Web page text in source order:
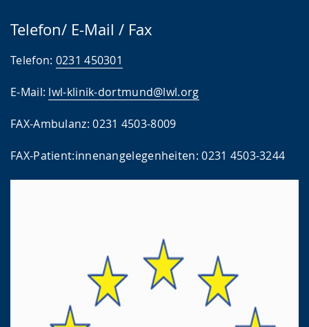
Telefon/ E-Mail / Fax
Telefon: 0231 450301
E-Mail: lwl-klinik-dortmund@lwl.org
FAX-Ambulanz: 0231 4503-8009
FAX-Patient:innenangelegenheiten: 0231 4503-3244